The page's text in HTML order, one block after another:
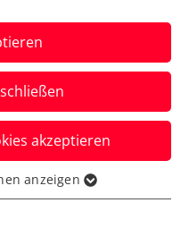
dabei zu
im
des WTA-
akzeptieren
grundlegende
anzeigen